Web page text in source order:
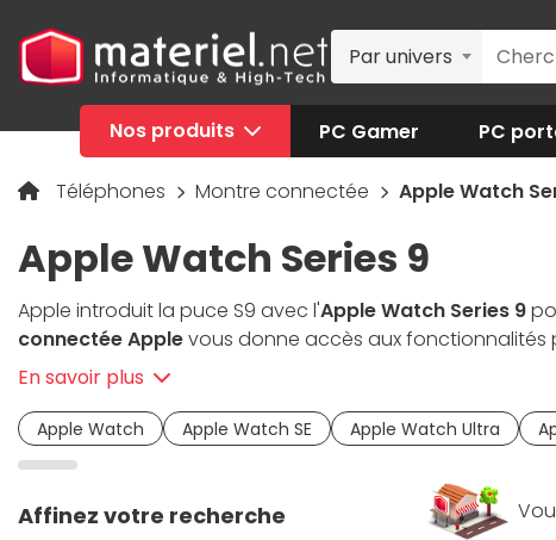
Par univers
Nos produits PC Gamer PC
Téléphones Montre connectée Apple Watch
Apple Watch Series 9
Apple introduit la puce S9 avec l'Apple Watch Series 9
connectée Applevous donne accès aux fonctionnalités
répondre à vos appels et gérer vos notifications. Avec
plus performants, suivre votre santé et vos activités
spécialistes qui vous accompagneront pour trouver la
En savoir plus
Apple Watch Apple Watch SE Apple Watch Ultra
Affinez votre recherche